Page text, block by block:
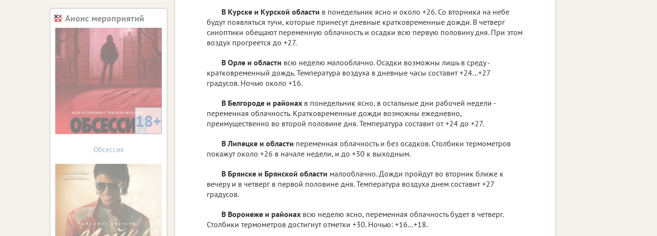
В Курске и Курской области в понедельник ясно и около +26. Со вторника на небе
будут появляться тучи, которые принесут дневные кратковременные дожди. В четверг
синоптики обещают переменную облачность и осадки всю первую половину дня. При этом
воздух прогреется до +27.
В Орле и области всю неделю малооблачно. Осадки возможны лишь в среду -
кратковременный дождь. Температура воздуха в дневные часы составит +24…+27
градусов. Ночью около +16.
В Белгороде и районах в понедельник ясно, в остальные дни рабочей недели -
переменная облачность. Кратковременные дожди возможны ежедневно,
преимущественно во второй половине дня. Температура составит от +24 до +27.
В Липецке и области переменная облачность и без осадков. Столбики термометров
покажут около +26 в начале недели, и до +30 к выходным.
В Брянске и Брянской области малооблачно. Дожди пройдут во вторник ближе к
вечеру и в четверг в первой половине дня. Температура воздуха днем составит +27
градусов.
В Воронеже и районах всю неделю ясно, переменная облачность будет в четверг.
Столбики термометров достигнут отметки +30. Ночью: +16…+18.
Анонс мероприятий
18+
Обсессия